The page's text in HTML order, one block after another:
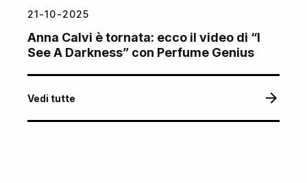
21-10-2025
Anna Calvi è tornata: ecco il video di “I
See A Darkness” con Perfume Genius
Vedi tutte